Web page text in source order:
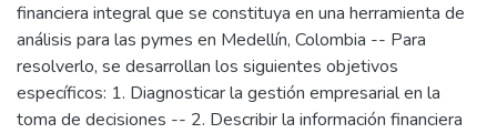
financiera integral que se constituya en una herramienta de
análisis para las pymes en Medellín, Colombia -- Para
resolverlo, se desarrollan los siguientes objetivos
específicos: 1. Diagnosticar la gestión empresarial en la
toma de decisiones -- 2. Describir la información financiera